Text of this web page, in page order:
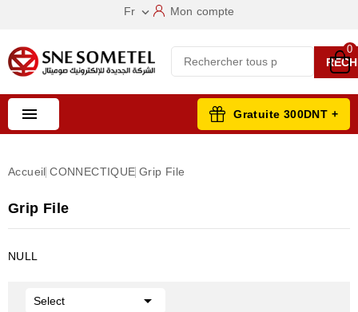
Fr  Mon compte
0
 Gratuite 300DNT +
Accueil CONNECTIQUE Grip File
Grip File
NULL
Select 